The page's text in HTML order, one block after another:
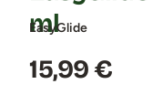
EasyGlide
ml
Hinta:
15,99 €